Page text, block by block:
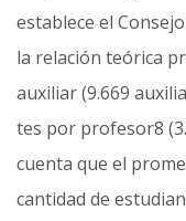
establece el
la relación teórica
auxiliar (9.669
tes por profesor8
cuenta que el
cantidad de